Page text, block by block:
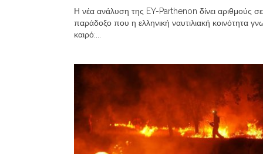
Η νέα ανάλυση της EY-Parthenon δίνει αριθμούς
παράδοξο που η ελληνική ναυτιλιακή κοινότητα
καιρό:...